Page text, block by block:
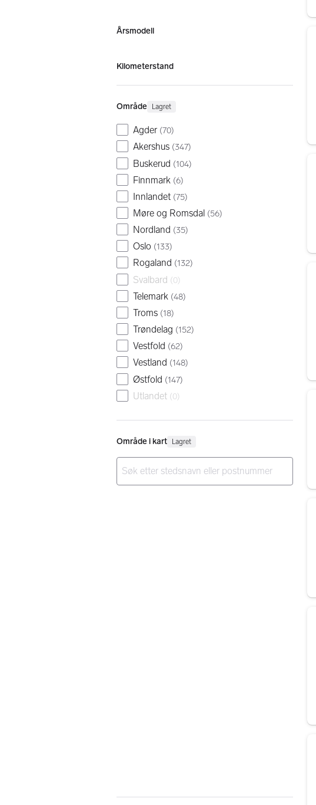
Årsmodell
Kilometerstand
Område Lagret
Agder (70)
Akershus (347)
Buskerud (104)
Finnmark (6)
Innlandet (75)
Møre og Romsdal (56)
Nordland (35)
Oslo (133)
Rogaland (132)
Svalbard (0)
Telemark (48)
Troms (18)
Trøndelag (152)
Vestfold (62)
Vestland (148)
Østfold (147)
Utlandet (0)
Område i kart Lagret